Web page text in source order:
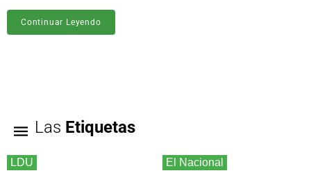
Continuar Leyendo
Las Etiquetas
LDU El Nacional